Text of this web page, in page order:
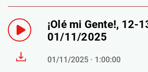
¡Olé mi Gente!, 12-
01/11/2025
01/11/2025 · 1:00:00